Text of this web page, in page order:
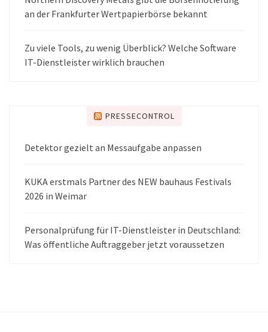
an der Frankfurter Wertpapierbörse bekannt
Zu viele Tools, zu wenig Überblick? Welche Software
IT-Dienstleister wirklich brauchen
PRESSECONTROL
Detektor gezielt an Messaufgabe anpassen
KUKA erstmals Partner des NEW bauhaus Festivals
2026 in Weimar
Personalprüfung für IT-Dienstleister in Deutschland:
Was öffentliche Auftraggeber jetzt voraussetzen